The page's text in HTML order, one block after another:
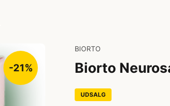
-21%
BIORTO
Biorto
UDSALG